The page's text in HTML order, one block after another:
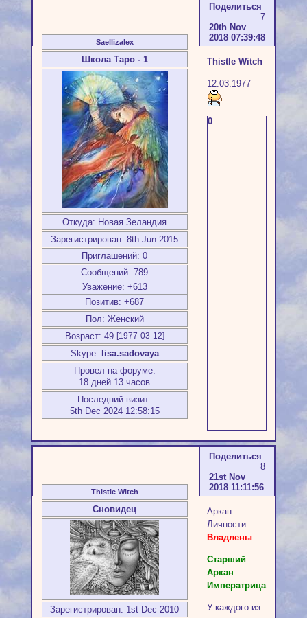
Поделиться
7
20th Nov
2018 07:39:48
Saellizalex
Школа Таро - 1
Откуда: Новая Зеландия
Зарегистрирован: 8th Jun 2015
Приглашений: 0
Сообщений: 789
Уважение: +613
Позитив: +687
Пол: Женский
Возраст: 49 [1977-03-12]
Skype:
lisa.sadovaya
Провел на форуме:
18 дней 13 часов
Последний визит:
5th Dec 2024 12:58:15
Thistle Witch
12.03.1977
0
Поделиться
8
21st Nov
2018 11:11:56
Thistle Witch
Сновидец
Зарегистрирован: 1st Dec 2010
Аркан
Личности
Владлены:
Cтарший
Аркан
Императрица
У каждого из